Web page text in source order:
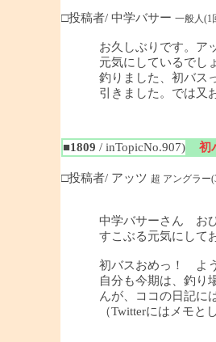
□投稿者/ 中学バサー 一般人(1
お久しぶりです。ア
元気にしているでし
釣りました、初バス
引きました。では又
■1809 / inTopicNo.907)
初
□投稿者/ アッツ 超 アングラー
中学バサーさん お
すこぶる元気にして
初バスおめっ！ よ
自分も今期は、釣り
んが、ココの日記に
（Twitterにはメモと